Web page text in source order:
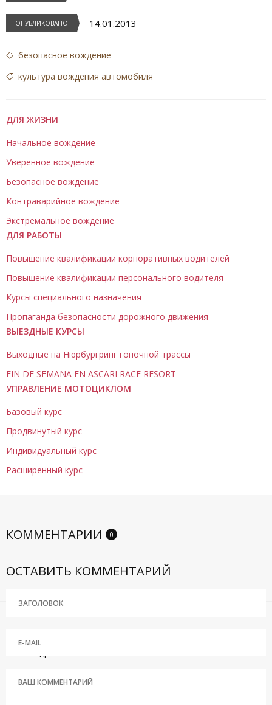
ОПУБЛИКОВАНО 14.01.2013
безопасное вождение
культура вождения автомобиля
ДЛЯ ЖИЗНИ
Начальное вождение
Уверенное вождение
Безопасное вождение
Контраварийное вождение
Экстремальное вождение
ДЛЯ РАБОТЫ
Повышение квалификации корпоративных водителей
Повышение квалификации персонального водителя
Курсы специального назначения
Пропаганда безопасности дорожного движения
ВЫЕЗДНЫЕ КУРСЫ
Выходные на Нюрбургринг гоночной трассы
FIN DE SEMANA EN ASCARI RACE RESORT
УПРАВЛЕНИЕ МОТОЦИКЛОМ
Базовый курс
Продвинутый курс
Индивидуальный курс
Расширенный курс
КОММЕНТАРИИ 0
ОСТАВИТЬ КОММЕНТАРИЙ
Все права защищены.